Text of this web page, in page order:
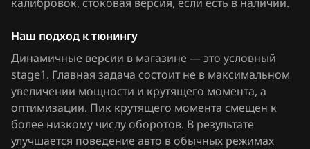
Forthing
Foton
GAC
Sagem S3000
Siemens Simtec 56.x
Siemens Simtec 71.1
Siemens Simtec 71.5
Siemens Simtec 71.6
0261208782_96838773
0261208782_96842713
0261208782_96842718
0261208782_96842722
Наш подход к тюнингу
Динамичные версии в магазине — это условный
stage1. Главная задача состоит не в максимальном
увеличении мощности и крутящего момента, а
оптимизации. Пик крутящего момента смещен к
более низкому числу оборотов. В результате
улучшается поведение авто в обычных режимах